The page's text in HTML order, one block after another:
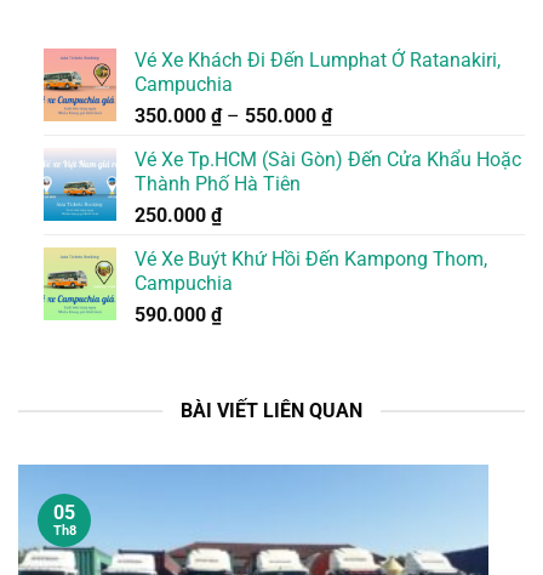
Vé Xe Khách Đi Đến Lumphat Ở Ratanakiri,
Campuchia
350.000 ₫– 550.000 ₫
Vé Xe Tp.HCM (Sài Gòn) Đến Cửa Khẩu Hoặc
Thành Phố Hà Tiên
250.000 ₫
Vé Xe Buýt Khứ Hồi Đến Kampong Thom,
Campuchia
590.000 ₫
BÀI VIẾT LIÊN QUAN
05
Th8